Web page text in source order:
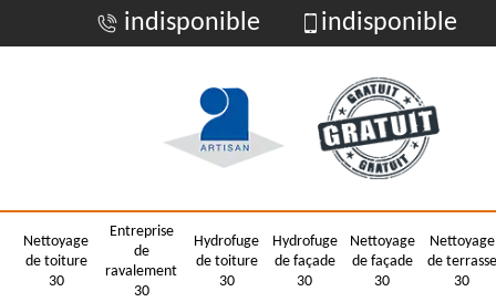
indisponible indisponible
Nettoyage
de toiture
30
Entreprise
de
ravalement
30
Hydrofuge
de toiture
30
Hydrofuge
de façade
30
Nettoyage
de façade
30
Nettoyage
de terrasse
30